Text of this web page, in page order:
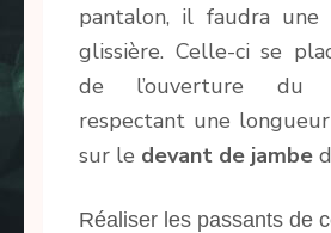
pantalon, il faudra
glissière. Celle-ci se
de l’ouverture du
respectant une
sur le devant de jambe
Réaliser les passants de